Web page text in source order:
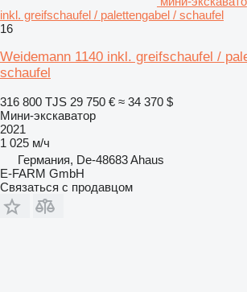
inkl. greifschaufel / palettengabel / schaufel
16
Weidemann 1140 inkl. greifschaufel /
schaufel
316 800 TJS 29 750 € ≈ 34 370 $
Мини-экскаватор
2021
1 025 м/ч
Германия, De-48683 Ahaus
E-FARM GmbH
Связаться с продавцом